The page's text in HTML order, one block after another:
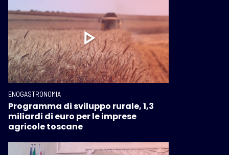
ENOGASTRONOMIA
Programma di sviluppo rurale, 1,3
miliardi di euro per le imprese
agricole toscane